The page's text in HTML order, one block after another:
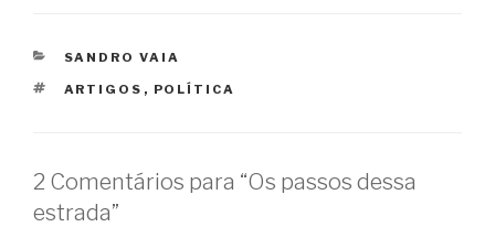
CATEGORIAS
SANDRO VAIA
TAGS
ARTIGOS , POLÍTICA
2 Comentários para “Os passos dessa
estrada”